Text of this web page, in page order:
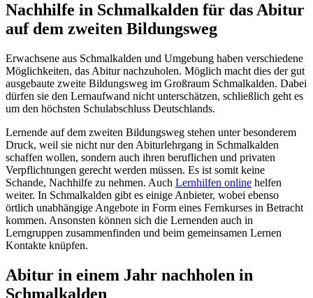
Nachhilfe in Schmalkalden für das Abitur
auf dem zweiten Bildungsweg
Erwachsene aus Schmalkalden und Umgebung haben verschiedene
Möglichkeiten, das Abitur nachzuholen. Möglich macht dies der gut
ausgebaute zweite Bildungsweg im Großraum Schmalkalden. Dabei
dürfen sie den Lernaufwand nicht unterschätzen, schließlich geht es
um den höchsten Schulabschluss Deutschlands.
Lernende auf dem zweiten Bildungsweg stehen unter besonderem
Druck, weil sie nicht nur den Abiturlehrgang in Schmalkalden
schaffen wollen, sondern auch ihren beruflichen und privaten
Verpflichtungen gerecht werden müssen. Es ist somit keine
Schande, Nachhilfe zu nehmen. Auch Lernhilfen online helfen
weiter. In Schmalkalden gibt es einige Anbieter, wobei ebenso
örtlich unabhängige Angebote in Form eines Fernkurses in Betracht
kommen. Ansonsten können sich die Lernenden auch in
Lerngruppen zusammenfinden und beim gemeinsamen Lernen
Kontakte knüpfen.
Abitur in einem Jahr nachholen in
Schmalkalden